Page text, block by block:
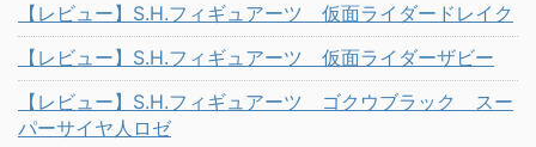
【レビュー】S.H.フィギュアーツ 仮面ライダードレイク
【レビュー】S.H.フィギュアーツ 仮面ライダーザビー
【レビュー】S.H.フィギュアーツ ゴクウブラック スー
パーサイヤ人ロゼ